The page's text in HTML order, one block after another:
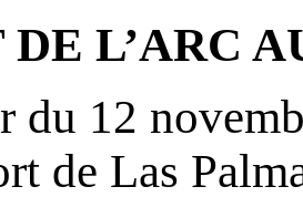
DE L’ARC
du 12
de Las